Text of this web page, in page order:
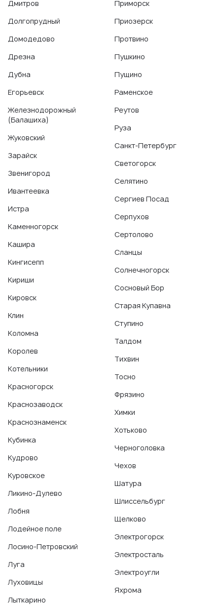
Дмитров
Долгопрудный
Домодедово
Дрезна
Дубна
Егорьевск
Железнодорожный
(Балашиха)
Жуковский
Зарайск
Звенигород
Ивантеевка
Истра
Каменногорск
Кашира
Кингисепп
Кириши
Кировск
Клин
Коломна
Королев
Котельники
Красногорск
Краснозаводск
Краснознаменск
Кубинка
Кудрово
Куровское
Ликино-Дулево
Лобня
Лодейное поле
Лосино-Петровский
Луга
Луховицы
Лыткарино
Приморск
Приозерск
Протвино
Пушкино
Пущино
Раменское
Реутов
Руза
Санкт-Петербург
Светогорск
Селятино
Сергиев Посад
Серпухов
Сертолово
Сланцы
Солнечногорск
Сосновый Бор
Старая Купавна
Ступино
Талдом
Тихвин
Тосно
Фрязино
Химки
Хотьково
Черноголовка
Чехов
Шатура
Шлиссельбург
Щелково
Электрогорск
Электросталь
Электроугли
Яхрома